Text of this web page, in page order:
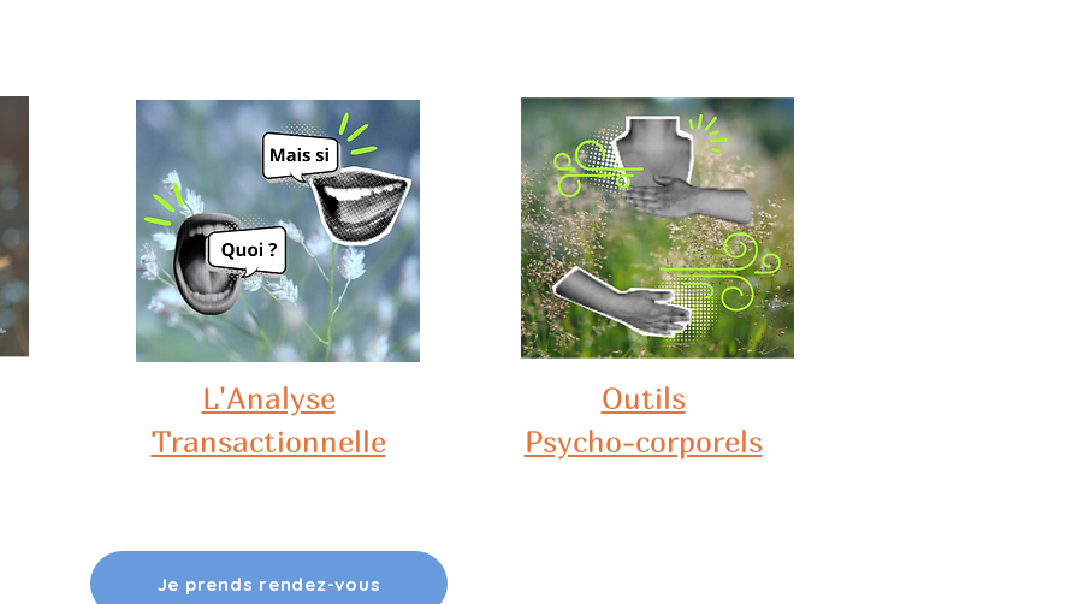
L'Analyse
Transactionnelle
Outils
Psycho-corporels
Je prends rendez-vous